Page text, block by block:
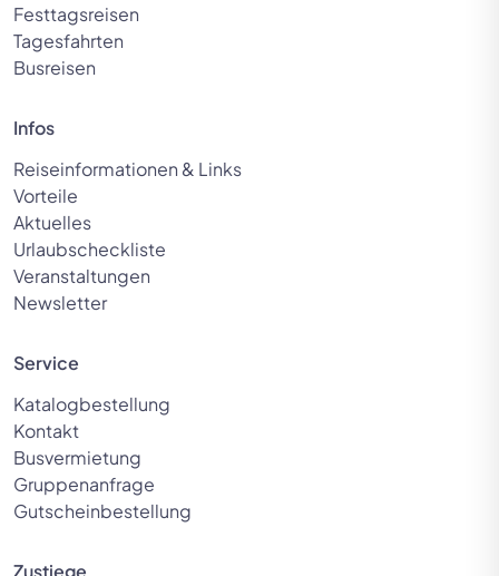
Festtagsreisen
Tagesfahrten
Busreisen
Infos
Reiseinformationen & Links
Vorteile
Aktuelles
Urlaubscheckliste
Veranstaltungen
Newsletter
Service
Katalogbestellung
Kontakt
Busvermietung
Gruppenanfrage
Gutscheinbestellung
Zustiege